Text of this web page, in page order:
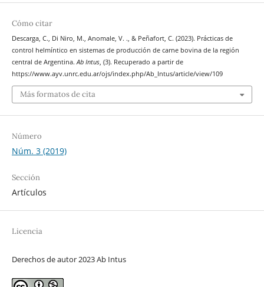
Cómo citar
Descarga, C., Di Niro, M., Anomale, V. ., & Peñafort, C. (2023). Prácticas de
control helmíntico en sistemas de producción de carne bovina de la región
central de Argentina. Ab Intus, (3). Recuperado a partir de
https://www.ayv.unrc.edu.ar/ojs/index.php/Ab_Intus/article/view/109
Más formatos de cita
Número
Núm. 3 (2019)
Sección
Artículos
Licencia
Derechos de autor 2023 Ab Intus